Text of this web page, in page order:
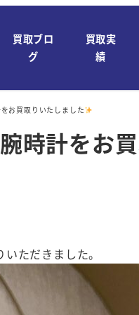
買取ブロ
グ
買取実
績
お買取りいたしました
時計をお
ただきました。